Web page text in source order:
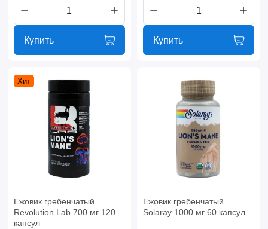
Купить Купить
Хит
Ежовик гребенчатый
Revolution Lab 700 мг 120
капсул
Ежовик гребенчатый
Solaray 1000 мг 60 капсул